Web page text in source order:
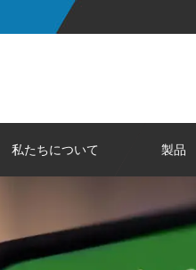
私たちについて 製品